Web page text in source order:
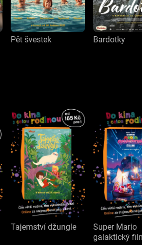
Pět švestek Bardotky
Tajemství džungle
Super Mario
galaktický